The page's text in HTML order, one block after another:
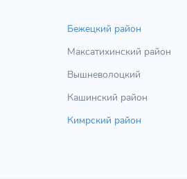
Бежецкий район
Максатихинский район
Вышневолоцкий
Кашинский район
Кимрский район